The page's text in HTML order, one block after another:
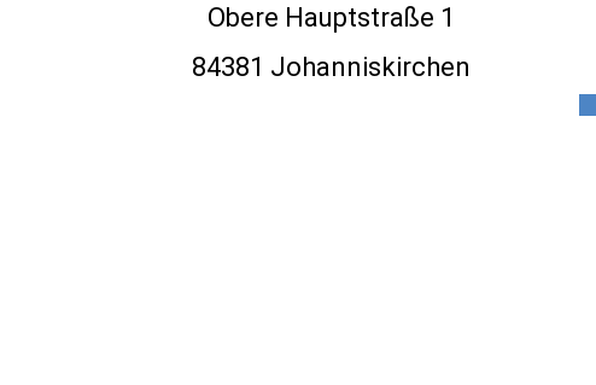
Obere Hauptstraße 1
84381 Johanniskirchen